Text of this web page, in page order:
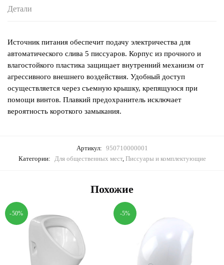
Детали
Источник питания обеспечит подачу электричества для
автоматического слива 5 писсуаров. Корпус из прочного и
влагостойкого пластика защищает внутренний механизм от
агрессивного внешнего воздействия. Удобный доступ
осуществляется через съемную крышку, крепящуюся при
помощи винтов. Плавкий предохранитель исключает
вероятность короткого замыкания.
Артикул: 950710000001
Категории:
Для общественных мест, Писсуары и комплектующие
Похожие
-50% -5%